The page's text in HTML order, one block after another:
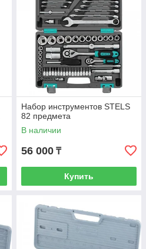
Набор инструментов STELS
82 предмета
В наличии
56 000 ₸
Купить